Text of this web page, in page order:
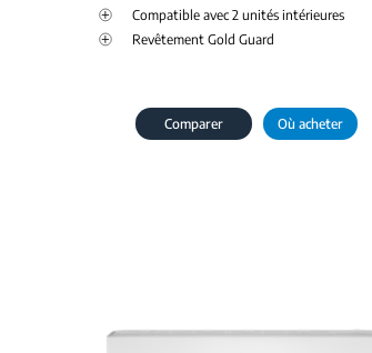
Compatible avec 2 unités intérieures
Revêtement Gold Guard
Comparer Où acheter